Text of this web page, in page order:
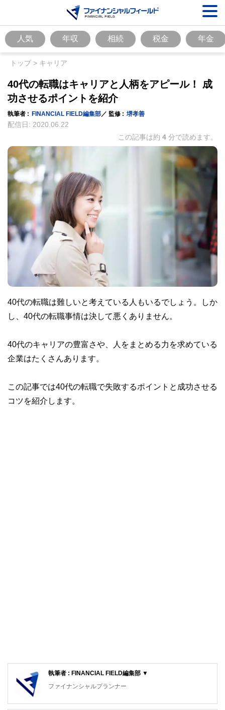
人気 年収 相続 税金 年金
トップ> キャリア
40代の転職はキャリアと人柄をアピール！ 成
功させるポイントを紹介
執筆者 : FINANCIAL FIELD編集部 ／ 監修 : 堺孝善
配信日: 2020.06.22
この記事は約 4 分で読めます。
40代の転職は難しいと考えている人もいるでしょう。しか
し、40代の転職事情は決して悪くありません。
40代のキャリアの豊富さや、人をまとめる力を求めている
企業はたくさんあります。
この記事では40代の転職で失敗するポイントと成功させる
コツを紹介します。
執筆者 : FINANCIAL FIELD編集部 ▼
ファイナンシャルプランナー
FinancialField編集部は、金融、経済に関する記事を、日々